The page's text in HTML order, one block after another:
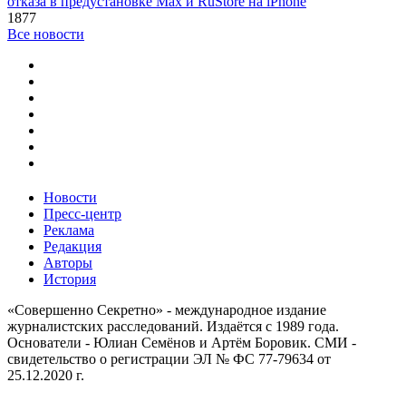
1877
Все новости
Новости
Пресс-центр
Реклама
Редакция
Авторы
История
«Совершенно Секретно» - международное издание
журналистских расследований. Издаётся с 1989 года.
Основатели - Юлиан Семёнов и Артём Боровик. CМИ -
свидетельство о регистрации ЭЛ № ФС 77-79634 от
25.12.2020 г.